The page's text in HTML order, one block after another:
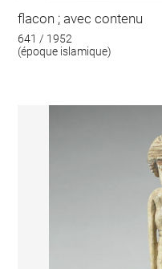
flacon ; avec contenu
641 / 1952
(époque islamique)